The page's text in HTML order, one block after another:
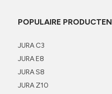
POPULAIRE PRODUCTEN
JURA C3
JURA E8
JURA S8
JURA Z10